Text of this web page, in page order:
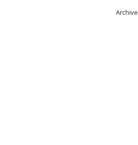
Archive